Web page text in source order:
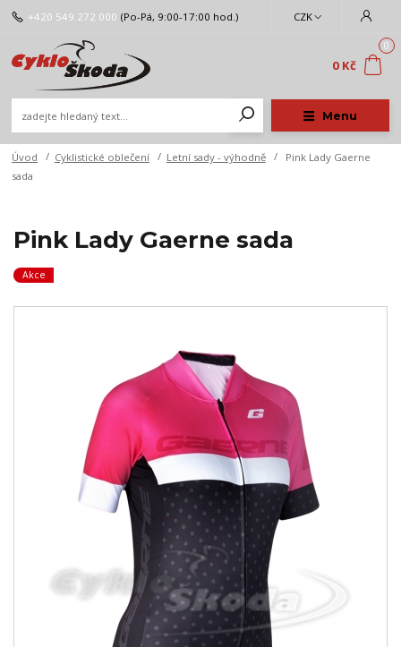
Menu
CZK
+420 549 272 000 (Po-Pá, 9:00-17:00 hod.)
0
0 Kč
Úvod Cyklistické oblečení Letní sady - výhodně
Pink Lady Gaerne
sada
Pink Lady Gaerne sada
Akce